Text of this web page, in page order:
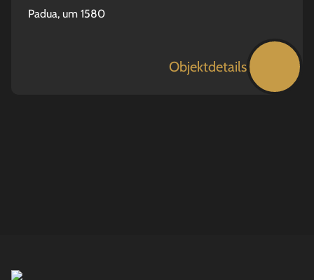
Padua, um 1580
Objektdetails